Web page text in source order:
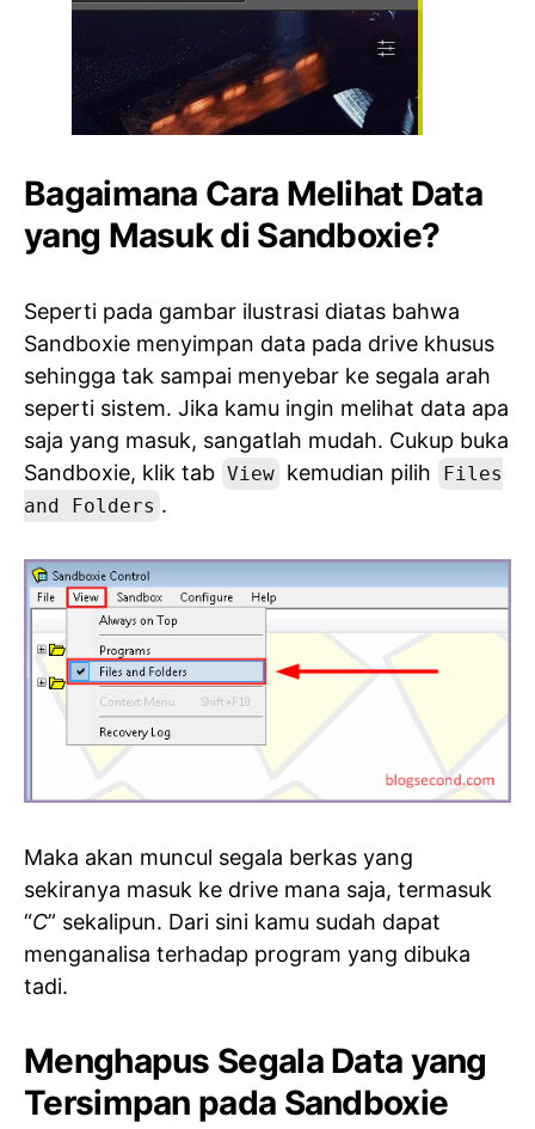
Bagaimana Cara Melihat Data
yang Masuk di Sandboxie?
Seperti pada gambar ilustrasi diatas bahwa
Sandboxie menyimpan data pada drive khusus
sehingga tak sampai menyebar ke segala arah
seperti sistem. Jika kamu ingin melihat data apa
saja yang masuk, sangatlah mudah. Cukup buka
Sandboxie, klik tab View kemudian pilih
Files
and Folders .
Maka akan muncul segala berkas yang
sekiranya masuk ke drive mana saja, termasuk
“C” sekalipun. Dari sini kamu sudah dapat
menganalisa terhadap program yang dibuka
tadi.
Menghapus Segala Data yang
Tersimpan pada Sandboxie